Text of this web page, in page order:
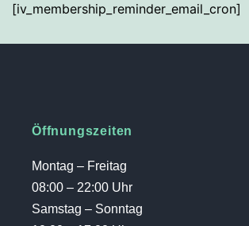
[iv_membership_reminder_email_cron]
Öffnungszeiten
Montag – Freitag
08:00 – 22:00 Uhr
Samstag – Sonntag